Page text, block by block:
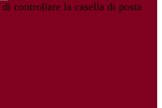
controllare la casella di posta